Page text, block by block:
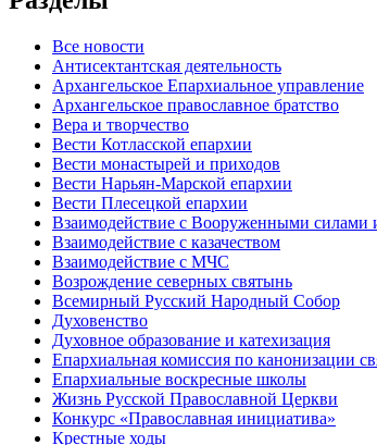
Все новости
Антисектантская деятельность
Архангельское Епархиальное управление
Архангельское православное братство
Вера и творчество
Вести Котласской епархии
Вести монастырей и приходов
Вести Нарьян-Марской епархии
Вести Плесецкой епархии
Взаимодействие с Вооруженными силами
Взаимодействие с казачеством
Взаимодействие с МЧС
Возрождение северных святынь
Всемирный Русский Народный Собор
Духовенство
Духовное образование и катехизация
Епархиальная комиссия по канонизации
Епархиальные воскресные школы
Жизнь Русской Православной Церкви
Конкурс «Православная инициатива»
Крестные ходы